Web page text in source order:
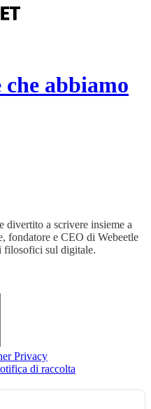
abbiamo
divertito a scrivere insieme a
fondatore e CEO di Webeetle
filosofici sul digitale.
Privacy
di raccolta